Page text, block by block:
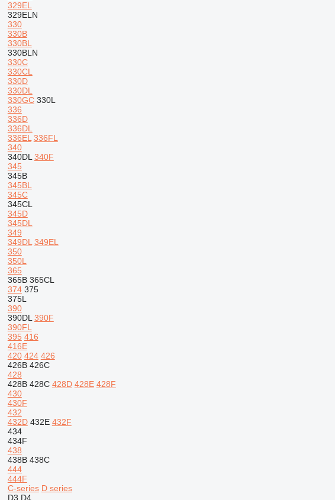
329EL
329ELN
330
330B
330BL
330BLN
330C
330CL
330D
330DL
330GC 330L
336
336D
336DL
336EL 336FL
340
340DL 340F
345
345B
345BL
345C
345CL
345D
345DL
349
349DL 349EL
350
350L
365
365B 365CL
374 375
375L
390
390DL 390F
390FL
395 416
416E
420 424 426
426B 426C
428
428B 428C 428D 428E 428F
430
430F
432
432D 432E 432F
434
434F
438
438B 438C
444
444F
C-series D series
D3 D4